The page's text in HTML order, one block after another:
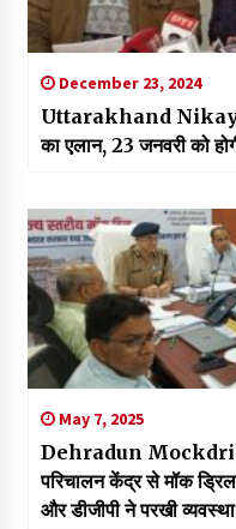
December 23, 2024
Uttarakhand Nikay
का एलान, 23 जनवरी को
May 7, 2025
Dehradun Mockdrill
परिचालन केंद्र से मॉक
और डीजीपी ने परखी व्यवस्था